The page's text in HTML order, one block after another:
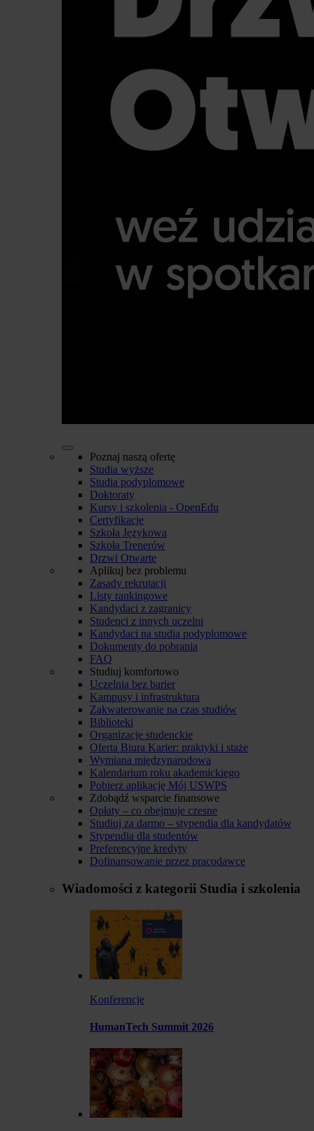
Poznaj naszą ofertę
Studia wyższe
Studia podyplomowe
Doktoraty
Kursy i szkolenia - OpenEdu
Certyfikacje
Szkoła Językowa
Szkoła Trenerów
Drzwi Otwarte
Aplikuj bez problemu
Zasady rekrutacji
Listy rankingowe
Kandydaci z zagranicy
Studenci z innych uczelni
Kandydaci na studia podyplomowe
Dokumenty do pobrania
FAQ
Studiuj komfortowo
Uczelnia bez barier
Kampusy i infrastruktura
Zakwaterowanie na czas studiów
Biblioteki
Organizacje studenckie
Oferta Biura Karier: praktyki i staże
Wymiana międzynarodowa
Kalendarium roku akademickiego
Pobierz aplikację Mój USWPS
Zdobądź wsparcie finansowe
Opłaty – co obejmuje czesne
Studiuj za darmo – stypendia dla kandydatów
Stypendia dla studentów
Preferencyjne kredyty
Dofinansowanie przez pracodawcę
Wiadomości z kategorii Studia i szkolenia
Konferencje
HumanTech Summit 2026